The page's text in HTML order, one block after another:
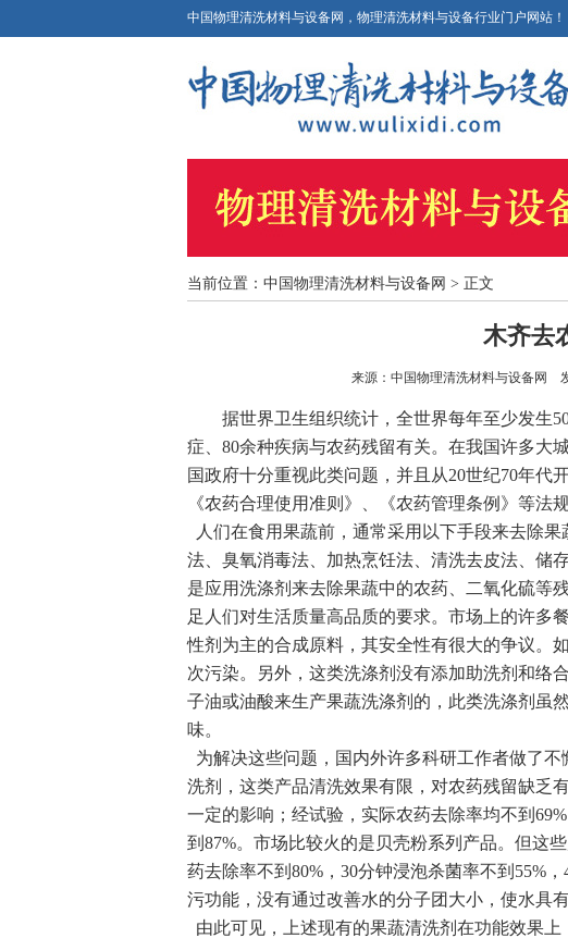
中国物理清洗材料与设备网，物理清洗材料与设备行业门户网站！
当前位置： 中国物理清洗材料与设备网 > 正文
木齐去
来源： 中国物理清洗材料与设备网
据世界卫生组织统计，全世界每年至少发生
症、80余种疾病与农药残留有关。在我国许多大
国政府十分重视此类问题，并且从20世纪70年代
《农药合理使用准则》、《农药管理条例》等法规
人们在食用果蔬前，通常采用以下手段来去除
法、臭氧消毒法、加热烹饪法、清洗去皮法、储
是应用洗涤剂来去除果蔬中的农药、二氧化硫等
足人们对生活质量高品质的要求。市场上的许多
性剂为主的合成原料，其安全性有很大的争议。
次污染。另外，这类洗涤剂没有添加助洗剂和络
子油或油酸来生产果蔬洗涤剂的，此类洗涤剂虽
味。
为解决这些问题，国内外许多科研工作者做了
洗剂，这类产品清洗效果有限，对农药残留缺乏
一定的影响；经试验，实际农药去除率均不到
到87%。市场比较火的是贝壳粉系列产品。但这
药去除率不到80%，30分钟浸泡杀菌率不到55%
污功能，没有通过改善水的分子团大小，使水具
由此可见，上述现有的果蔬清洗剂在功能效果